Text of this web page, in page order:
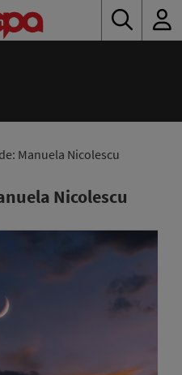
Manuela Nicolescu
Nicolescu